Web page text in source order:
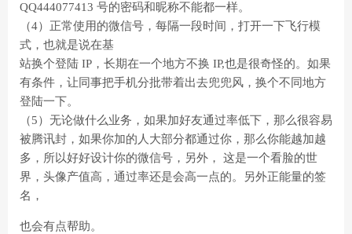
QQ444077413 号的密码和昵称不能都一样。
（4）正常使用的微信号，每隔一段时间，打开一下飞行模
式，也就是说在基
站换个登陆 IP，长期在一个地方不换 IP,也是很奇怪的。如果
有条件，让同事把手机分批带着出去兜兜风，换个不同地方
登陆一下。
（5）无论做什么业务，如果加好友通过率低下，那么很容易
被腾讯封，如果你加的人大部分都通过你，那么你能越加越
多，所以好好设计你的微信号，另外， 这是一个看脸的世
界，头像产值高，通过率还是会高一点的。另外正能量的签
名，
也会有点帮助。